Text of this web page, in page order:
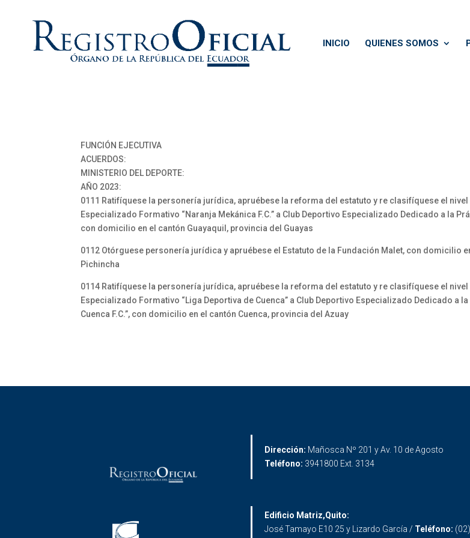
INICIO QUIENES SOMOS
FUNCIÓN EJECUTIVA
ACUERDOS:
MINISTERIO DEL DEPORTE:
AÑO 2023:
0111 Ratifíquese la personería jurídica, apruébese la reforma del estatuto y re clasifíquese el
Especializado Formativo “Naranja Mekánica F.C.” a Club Deportivo Especializado Dedicado a la
con domicilio en el cantón Guayaquil, provincia del Guayas
0112 Otórguese personería jurídica y apruébese el Estatuto de la Fundación Malet, con domicilio
Pichincha
0114 Ratifíquese la personería jurídica, apruébese la reforma del estatuto y re clasifíquese el
Especializado Formativo “Liga Deportiva de Cuenca” a Club Deportivo Especializado Dedicado a
Cuenca F.C.”, con domicilio en el cantón Cuenca, provincia del Azuay
Dirección: Mañosca Nº 201 y Av. 10 de Agosto
Teléfono: 3941800 Ext. 3134
Edificio Matriz,Quito:
José Tamayo E10 25 y Lizardo García / Teléfono: